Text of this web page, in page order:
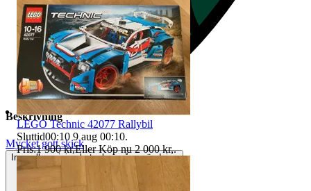
Beskrivning
Mycket gott skick
Inga eller minimala tecken på användning
LEGO Technic 42077 Rallybil
Sluttid00:10 9 aug 00:10.
Pris:1 900 kr,Eller Köp nu 2 000 kr,.